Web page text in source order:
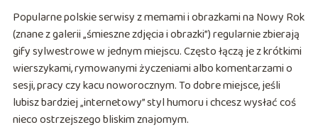
Popularne polskie serwisy z memami i obrazkami na Nowy Rok
(znane z galerii „śmieszne zdjęcia i obrazki”) regularnie zbierają
gify sylwestrowe w jednym miejscu. Często łączą je z krótkimi
wierszykami, rymowanymi życzeniami albo komentarzami o
sesji, pracy czy kacu noworocznym. To dobre miejsce, jeśli
lubisz bardziej „internetowy” styl humoru i chcesz wysłać coś
nieco ostrzejszego bliskim znajomym.